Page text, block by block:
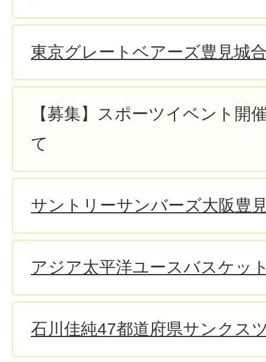
東京グレートベアーズ豊見城
【募集】スポーツイベント開
て
サントリーサンバーズ大阪豊
アジア太平洋ユースバスケッ
石川佳純47都道府県サンクス